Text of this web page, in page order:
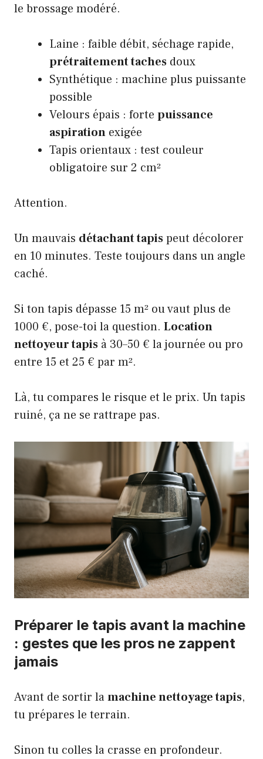
le brossage modéré.
Laine : faible débit, séchage rapide,
prétraitement taches doux
Synthétique : machine plus puissante
possible
Velours épais : forte puissance
aspiration exigée
Tapis orientaux : test couleur
obligatoire sur 2 cm²
Attention.
Un mauvais détachant tapispeut décolorer
en 10 minutes. Teste toujours dans un angle
caché.
Si ton tapis dépasse 15 m² ou vaut plus de
1000 €, pose-toi la question. Location
nettoyeur tapis à 30–50 € la journée ou pro
entre 15 et 25 € par m².
Là, tu compares le risque et le prix. Un tapis
ruiné, ça ne se rattrape pas.
Préparer le tapis avant la machine
: gestes que les pros ne zappent
jamais
Avant de sortir lamachine nettoyage tapis,
tu prépares le terrain.
Sinon tu colles la crasse en profondeur.